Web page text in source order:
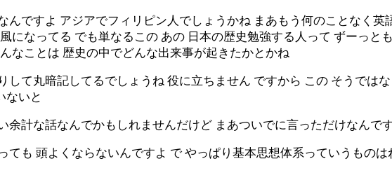
んですよ アジアでフィリピン人でしょうかね まあもう何のことなく
になってる でも単なるこの あの 日本の歴史勉強する人って ずーっと
なことは 歴史の中でどんな出来事が起きたかとかね
して丸暗記してるでしょうね 役に立ちません ですから この そうでは
ないと
計な話なんでかもしれませんだけど まあついでに言っただけなんで
ても 頭よくならないんですよ で やっぱり基本思想体系っていうもの